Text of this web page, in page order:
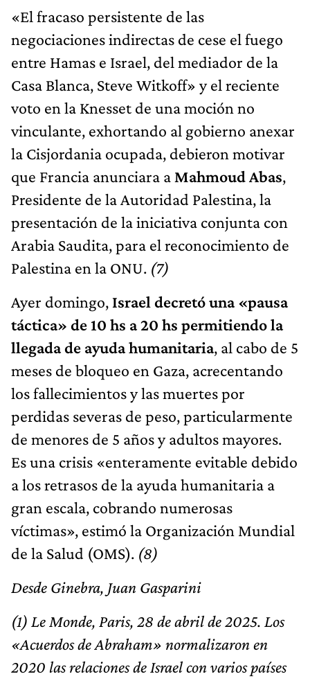
«El fracaso persistente de las
negociaciones indirectas de cese el fuego
entre Hamas e Israel, del mediador de la
Casa Blanca, Steve Witkoff» y el reciente
voto en la Knesset de una moción no
vinculante, exhortando al gobierno anexar
la Cisjordania ocupada, debieron motivar
que Francia anunciara a Mahmoud Abas,
Presidente de la Autoridad Palestina, la
presentación de la iniciativa conjunta con
Arabia Saudita, para el reconocimiento de
Palestina en la ONU. (7)
Ayer domingo, Israel decretó una «pausa
táctica» de 10 hs a 20 hs permitiendo la
llegada de ayuda humanitaria, al cabo de 5
meses de bloqueo en Gaza, acrecentando
los fallecimientos y las muertes por
perdidas severas de peso, particularmente
de menores de 5 años y adultos mayores.
Es una crisis «enteramente evitable debido
a los retrasos de la ayuda humanitaria a
gran escala, cobrando numerosas
víctimas», estimó la Organización Mundial
de la Salud (OMS). (8)
Desde Ginebra, Juan Gasparini
(1) Le Monde, Paris, 28 de abril de 2025. Los
«Acuerdos de Abraham» normalizaron en
2020 las relaciones de Israel con varios países